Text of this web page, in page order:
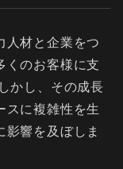
人材と企業をつ
くのお客様に支
かし、その成長
スに複雑性を生
響を及ぼしま